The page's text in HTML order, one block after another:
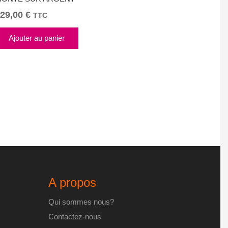
€ TTC
Ajouter au panier
A propos
Qui sommes nous?
Contactez-nous